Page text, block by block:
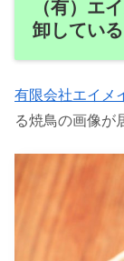
（有）エ
卸している
有限会社エイメ
る焼鳥の画像が